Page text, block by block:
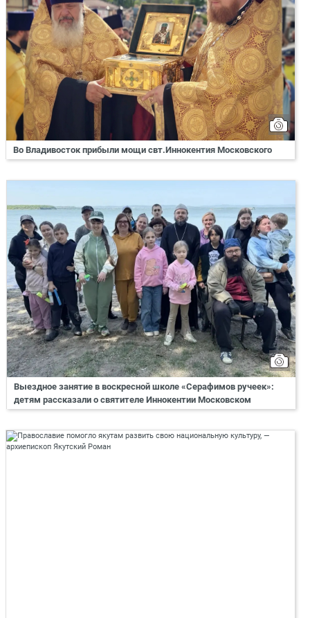
Во Владивосток прибыли мощи свт.Иннокентия Московского
Выездное занятие в воскресной школе «Серафимов ручеек»:
детям рассказали о святителе Иннокентии Московском